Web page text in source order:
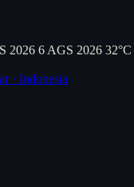
2026 6 AGS 2026 32°C
· Indonesia